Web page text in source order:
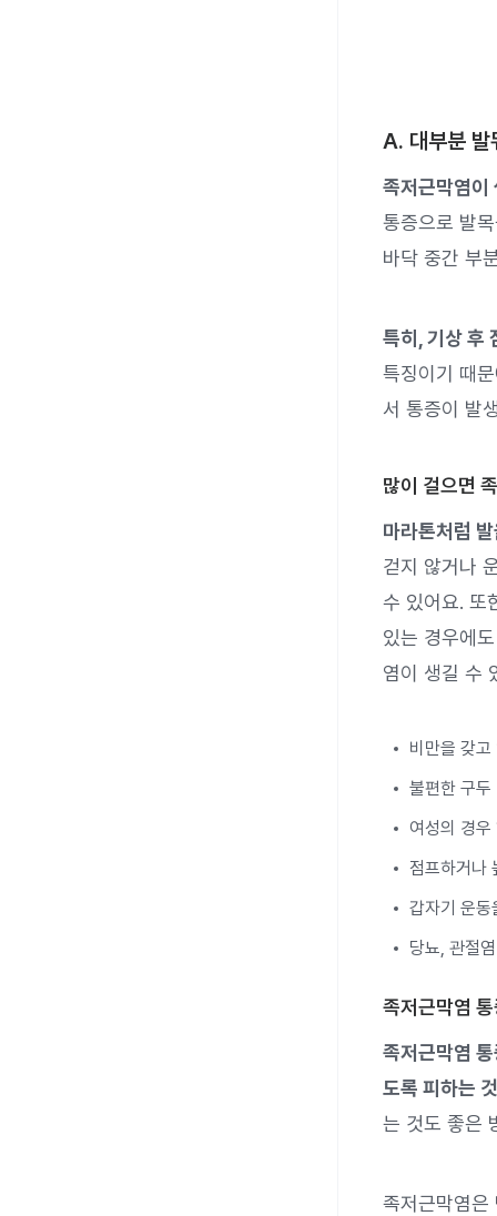
A. 대부분 발
족저근막염이
통증으로 발
바닥 중간 부
특히, 기상 후
특징이기 때
서 통증이 발
많이 걸으면
마라톤처럼
걷지 않거나
수 있어요. 또
있는 경우에
염이 생길 수
비만을 갖
불편한 구두
여성의 경우
점프하거나
갑자기 운동
당뇨, 관절염
족저근막염
족저근막염
도록 피하는
는 것도 좋은
족저근막염은